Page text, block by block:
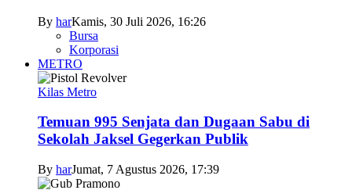
By harKamis, 30 Juli 2026, 16:26
Bursa
Korporasi
METRO
Kilas Metro
Temuan 995 Senjata dan Dugaan Sabu di
Sekolah Jaksel Gegerkan Publik
By harJumat, 7 Agustus 2026, 17:39